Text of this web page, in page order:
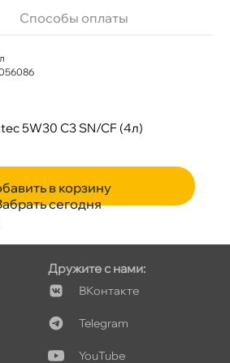
Способы оплаты
5W30 C3 SN/CF (4л)
в корзину
сегодня
Дружите с нами:
Контакте
Telegram
YouTube